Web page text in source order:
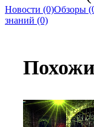
Новости (0)Обзоры
знаний (0)